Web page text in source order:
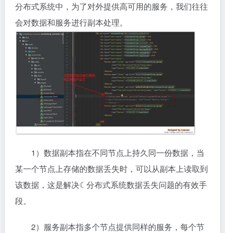
分布式系统中，为了对外提供高可用的服务，我们往往
会对数据和服务进行副本处理。
1）数据副本指在不同节点上持久同一份数据，当
某一个节点上存储的数据丢失时，可以从副本上读取到
该数据，这是解决☾分布式系统数据丢失问题的有效手
段。
2）服务副本指多个节点提供同样的服务，每个节